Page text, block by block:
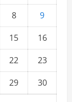
8
9
15
16
22
23
29
30